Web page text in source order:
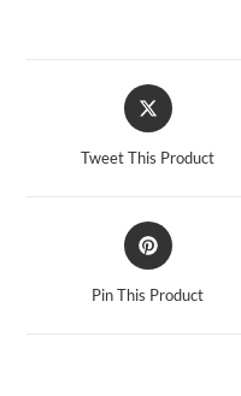
Tweet This Product
Pin This Product